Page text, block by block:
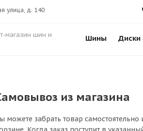
улица, д. 140
магазин шин и
Шины Диски
из магазина
можете забрать товар